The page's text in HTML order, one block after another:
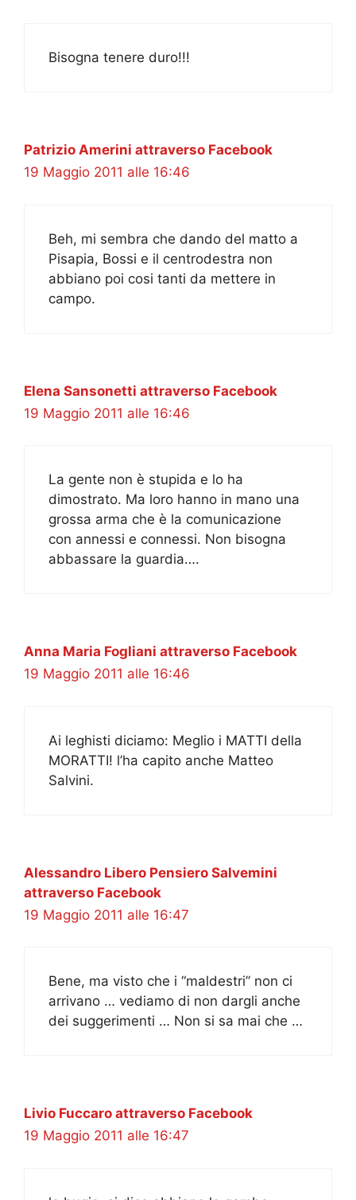
Bisogna tenere duro!!!
Patrizio Amerini attraverso Facebook
19 Maggio 2011 alle 16:46
Beh, mi sembra che dando del matto a
Pisapia, Bossi e il centrodestra non
abbiano poi cosi tanti da mettere in
campo.
Elena Sansonetti attraverso Facebook
19 Maggio 2011 alle 16:46
La gente non è stupida e lo ha
dimostrato. Ma loro hanno in mano una
grossa arma che è la comunicazione
con annessi e connessi. Non bisogna
abbassare la guardia….
Anna Maria Fogliani attraverso Facebook
19 Maggio 2011 alle 16:46
Ai leghisti diciamo: Meglio i MATTI della
MORATTI! l’ha capito anche Matteo
Salvini.
Alessandro Libero Pensiero Salvemini
attraverso Facebook
19 Maggio 2011 alle 16:47
Bene, ma visto che i “maldestri” non ci
arrivano … vediamo di non dargli anche
dei suggerimenti … Non si sa mai che …
Livio Fuccaro attraverso Facebook
19 Maggio 2011 alle 16:47